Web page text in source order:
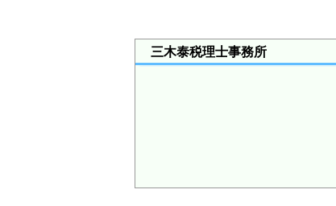
三木泰税理士事務所